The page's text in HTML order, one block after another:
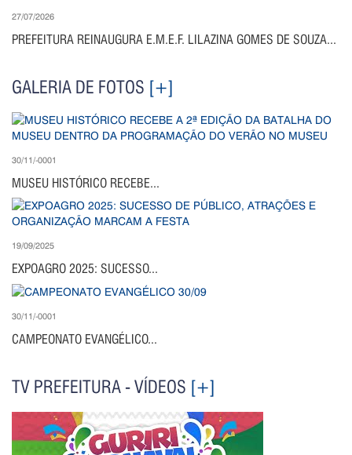
27/07/2026
PREFEITURA REINAUGURA E.M.E.F. LILAZINA GOMES DE SOUZA...
GALERIA DE FOTOS [+]
30/11/-0001
MUSEU HISTÓRICO RECEBE...
19/09/2025
EXPOAGRO 2025: SUCESSO...
30/11/-0001
CAMPEONATO EVANGÉLICO...
TV PREFEITURA - VÍDEOS [+]